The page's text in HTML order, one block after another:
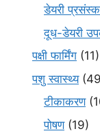
डेयरी
दूध-डेयरी
पक्षी फार्मिंग (11)
पशु स्वास्थ्य
टीकाकरण
पोषण(19)